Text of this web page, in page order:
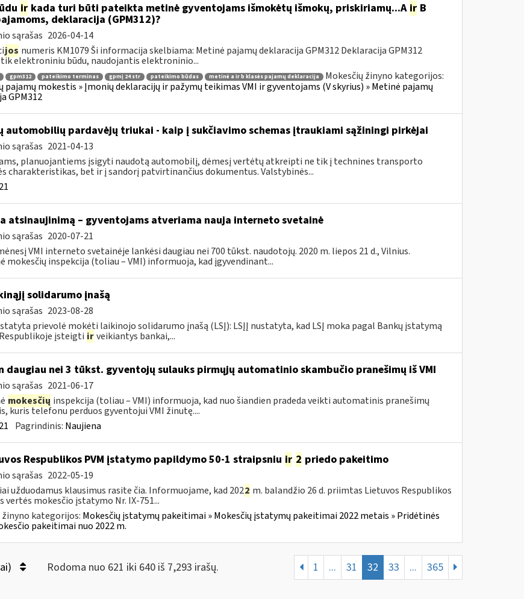
irkada turi būti pateikta metinė gyventojams išmokėtų išmokų, priskiriamų...A irB
deklaracija (GPM312)?
sąrašas 2026-04-14
jos numeris KM1079 Ši informacija skelbiama: Metinė pajamų deklaracija GPM312 Deklaracija GPM312
elektroniniu būdu, naudojantis elektroninio...
gpm312 pateikimo terminas gpmį 24 str pateikimo būdas metinė a ir b klasės pajamų deklaracija
Mokesčių žinyno kategorijos:
pajamų mokestis » Įmonių deklaracijų ir pažymų teikimas VMI ir gyventojams (V skyrius) » Metinė pajamų
GPM312
automobilių pardavėjų triukai - kaip į sukčiavimo schemas įtraukiami sąžiningi pirkėjai
sąrašas 2021-04-13
planuojantiems įsigyti naudotą automobilį, dėmesį vertėtų atkreipti ne tik į technines transporto
charakteristikas, bet ir į sandorį patvirtinančius dokumentus. Valstybinės...
atsinaujinimą – gyventojams atveriama nauja interneto svetainė
sąrašas 2020-07-21
VMI interneto svetainėje lankėsi daugiau nei 700 tūkst. naudotojų. 2020 m. liepos 21 d., Vilnius.
mokesčių inspekcija (toliau – VMI) informuoja, kad įgyvendinant...
solidarumo įnašą
sąrašas 2023-08-28
prievolė mokėti laikinojo solidarumo įnašą (LSĮ): LSĮĮ nustatyta, kad LSĮ moka pagal Bankų įstatymą
įsteigti ir veikiantys bankai,...
daugiau nei 3 tūkst. gyventojų sulauks pirmųjų automatinio skambučio pranešimų iš VMI
sąrašas 2021-06-17
mokesčių inspekcija (toliau – VMI) informuoja, kad nuo šiandien pradeda veikti automatinis pranešimų
kuris telefonu perduos gyventojui VMI žinutę....
Pagrindinis: Naujiena
Respublikos PVM įstatymo papildymo 50-1 straipsniu ir 2 priedo pakeitimo
sąrašas 2022-05-19
užduodamus klausimus rasite čia. Informuojame, kad 2022 m. balandžio 26 d. priimtas Lietuvos Respublikos
vertės mokesčio įstatymo Nr. IX-751...
žinyno kategorijos: Mokesčių įstatymų pakeitimai » Mokesčių įstatymų pakeitimai 2022 metais » Pridėtinės
pakeitimai nuo 2022 m.
Rodoma nuo 621 iki 640 iš 7,293 irašų. 1 ... 31 32 33 ... 365